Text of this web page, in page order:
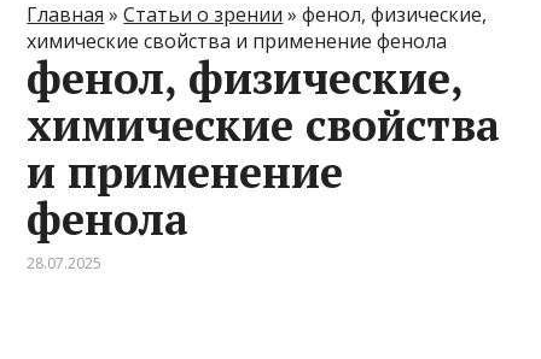
Главная »Статьи о зрении »фенол, физические,
химические свойства и применение фенола
фенол, физические,
химические свойства
и применение
фенола
28.07.2025